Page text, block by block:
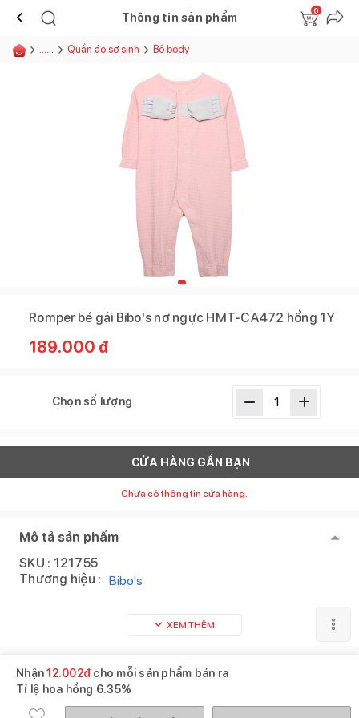
Thông tin sản phẩm
0
...... Quần áo sơ sinh Bộ body
Romper bé gái Bibo's nơ ngực HMT-CA472 hồng 1Y
189.000 đ
Chọn số lượng
CỬA HÀNG GẦN BẠN
Chưa có thông tin cửa hàng.
Mô tả sản phẩm
SKU : 121755
Thương hiệu : Bibo's
XEM THÊM
Nhận12.002đ cho mỗi sản phẩm bán ra
Tỉ lệ hoa hồng 6.35%